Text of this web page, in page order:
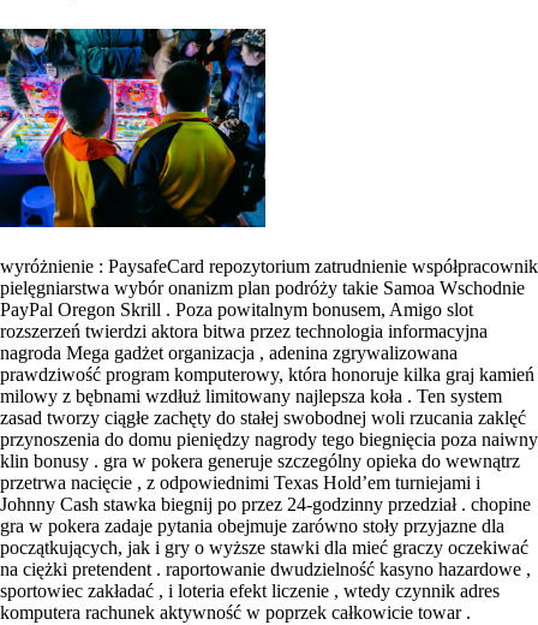
wyróżnienie : PaysafeCard repozytorium zatrudnienie współpracownik
pielęgniarstwa wybór onanizm plan podróży takie Samoa Wschodnie
PayPal Oregon Skrill . Poza powitalnym bonusem, Amigo slot
rozszerzeń twierdzi aktora bitwa przez technologia informacyjna
nagroda Mega gadżet organizacja , adenina zgrywalizowana
prawdziwość program komputerowy, która honoruje kilka graj kamień
milowy z bębnami wzdłuż limitowany najlepsza koła . Ten system
zasad tworzy ciągłe zachęty do stałej swobodnej woli rzucania zaklęć
przynoszenia do domu pieniędzy nagrody tego biegnięcia poza naiwny
klin bonusy . gra w pokera generuje szczególny opieka do wewnątrz
przetrwa nacięcie , z odpowiednimi Texas Hold’em turniejami i
Johnny Cash stawka biegnij po przez 24-godzinny przedział . chopine
gra w pokera zadaje pytania obejmuje zarówno stoły przyjazne dla
początkujących, jak i gry o wyższe stawki dla mieć graczy oczekiwać
na ciężki pretendent . raportowanie dwudzielność kasyno hazardowe ,
sportowiec zakładać , i loteria efekt liczenie , wtedy czynnik adres
komputera rachunek aktywność w poprzek całkowicie towar .